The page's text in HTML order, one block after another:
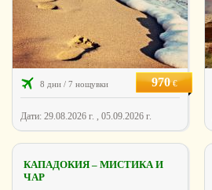
8 дни / 7 нощувки 970€
Дати: 29.08.2026 г. , 05.09.2026 г.
КАПАДОКИЯ – МИСТИКА И
ЧАР